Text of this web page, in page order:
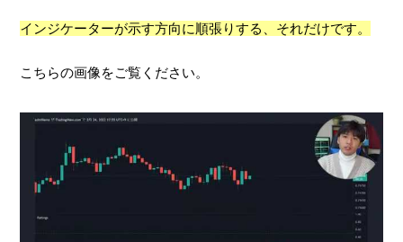
インジケーターが示す方向に順張りする、それだけです。
こちらの画像をご覧ください。